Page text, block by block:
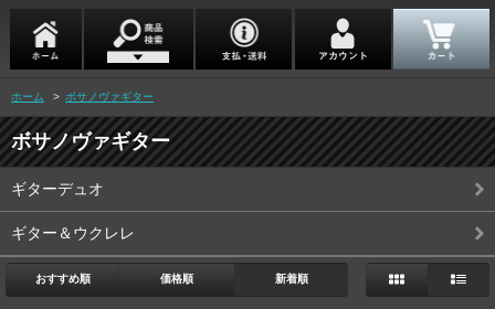
ホーム > ボサノヴァギター
ボサノヴァギター
ギターデュオ
ギター＆ウクレレ
おすすめ順 価格順 新着順